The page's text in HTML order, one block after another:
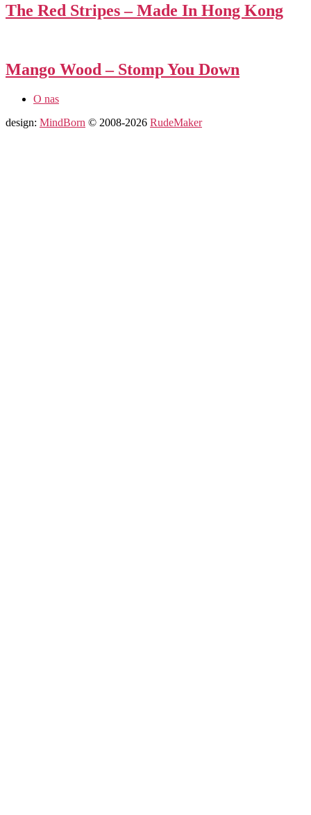
The Red Stripes – Made In Hong Kong
Mango Wood – Stomp You Down
O nas
design: MindBorn © 2008-2026 RudeMaker